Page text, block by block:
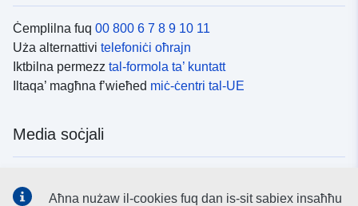
Ċemplilna fuq 00 800 6 7 8 9 10 11
Uża alternattivi telefoniċi oħrajn
Iktbilna permezz tal-formola ta’ kuntatt
Iltaqa’ magħna f’wieħed miċ-ċentri tal-UE
Media soċjali
Aħna nużaw il-cookies fuq dan is-sit sabiex insaħħu